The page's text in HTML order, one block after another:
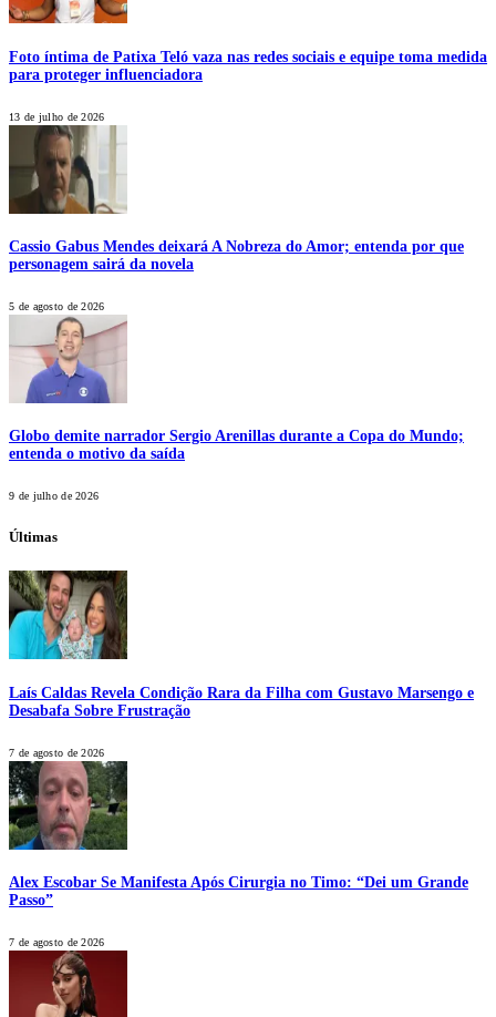
Foto íntima de Patixa Teló vaza nas redes sociais e equipe toma medida
para proteger influenciadora
13 de julho de 2026
Cassio Gabus Mendes deixará A Nobreza do Amor; entenda por que
personagem sairá da novela
5 de agosto de 2026
Globo demite narrador Sergio Arenillas durante a Copa do Mundo;
entenda o motivo da saída
9 de julho de 2026
Últimas
Laís Caldas Revela Condição Rara da Filha com Gustavo Marsengo e
Desabafa Sobre Frustração
7 de agosto de 2026
Alex Escobar Se Manifesta Após Cirurgia no Timo: “Dei um Grande
Passo”
7 de agosto de 2026